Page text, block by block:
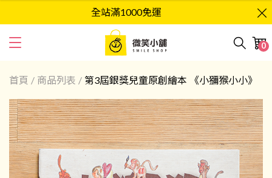
全站滿1000免運
0
首頁 / 商品列表 / 第3屆銀獎兒童原創繪本 《小獼猴小小》